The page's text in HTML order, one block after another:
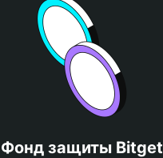
Фонд защиты Bitget